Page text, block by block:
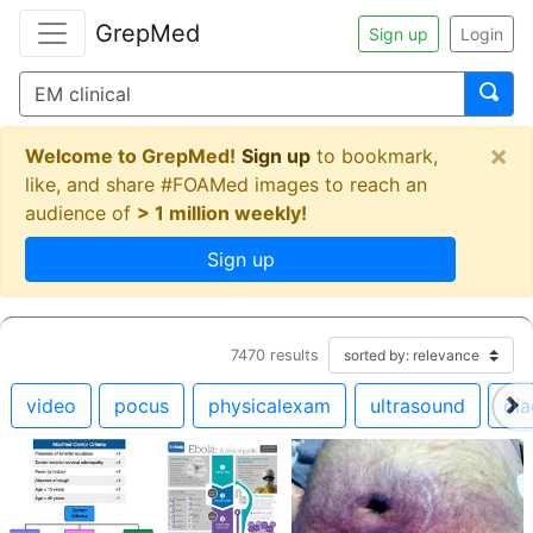
GrepMed Sign up Login
Welcome to GrepMed! Sign up to bookmark,
like, and share #FOAMed images to reach an
audience of > 1 million weekly!
Sign up
×
7470 results
video pocus physicalexam ultrasound